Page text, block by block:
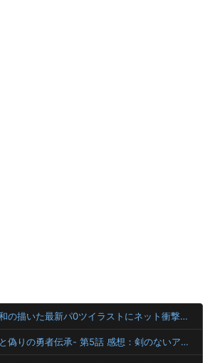
【画像】漫画家・桂正和の描いた最新パ0ツイラストにネット衝撃「この質感の出し方」「実写かと思いました]
クレバテスⅡ-魔獣の王と偽りの勇者伝承- 第5話 感想：剣のないアリシアさんに新たな力が発現！